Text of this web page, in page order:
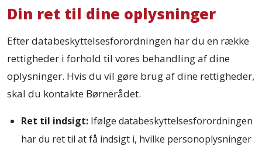
Din ret til dine oplysninger
Efter databeskyttelsesforordningen har du en række
rettigheder i forhold til vores behandling af dine
oplysninger. Hvis du vil gøre brug af dine rettigheder,
skal du kontakte Børnerådet.
Ret til indsigt: Ifølge databeskyttelsesforordningen
har du ret til at få indsigt i, hvilke personoplysninger